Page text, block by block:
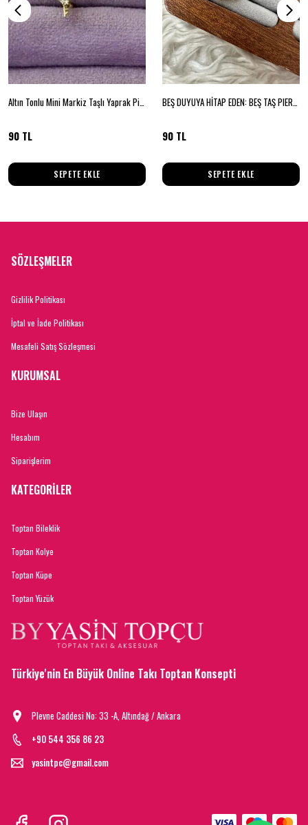
Altın Tonlu Mini Markiz Taşlı Yaprak Piercing
90 TL
SEPETE EKLE
BEŞ DUYUYA HİTAP EDEN: BEŞ TAŞ PIERCING
90 TL
SEPETE EKLE
SÖZLEŞMELER
Gizlilik Politikası
İptal ve İade Politikası
Mesafeli Satış Sözleşmesi
KURUMSAL
Bize Ulaşın
Hesabım
Siparişlerim
KATEGORİLER
Toptan Bileklik
Toptan Kolye
Toptan Küpe
Toptan Yüzük
Türkiye'nin En Büyük Online Takı Toptan Konsepti
Plevne Caddesi No: 33 -A, Altındağ / Ankara
+90 544 356 86 23
yasintpc@gmail.com